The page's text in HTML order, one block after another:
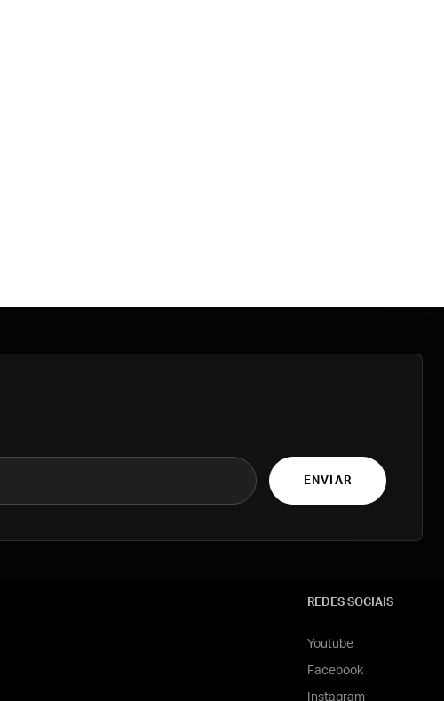
ENVIAR
REDES SOCIAIS
Youtube
Facebook
Instagram